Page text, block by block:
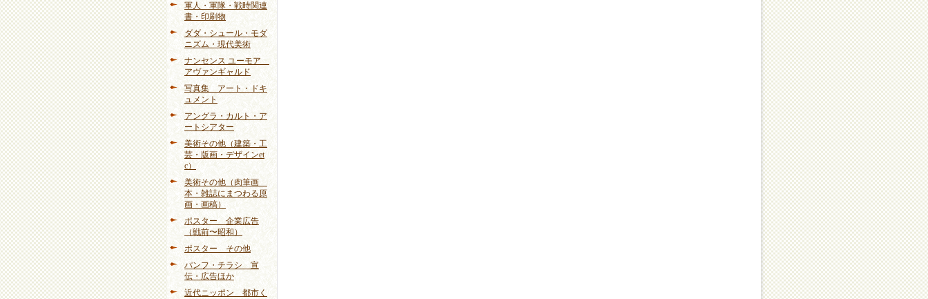
軍人・軍隊・戦時関連
書・印刷物
ダダ・シュール・モダ
ニズム・現代美術
ナンセンス ユーモア
アヴァンギャルド
写真集 アート・ドキ
ュメント
アングラ・カルト・ア
ートシアター
美術その他（建築・工
芸・版画・デザインet
c）
美術その他（肉筆画
本・雑誌にまつわる原
画・画稿）
ポスター 企業広告
（戦前〜昭和）
ポスター その他
パンフ・チラシ 宣
伝・広告ほか
近代ニッポン 都市く